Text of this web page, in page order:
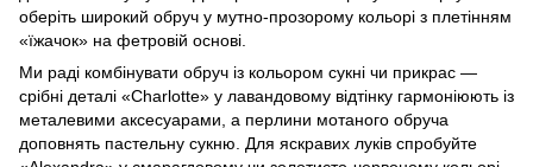
оберіть широкий обруч у мутно-прозорому кольорі з плетінням
«їжачок» на фетровій основі.
Ми раді комбінувати обруч із кольором сукні чи прикрас —
срібні деталі «Charlotte» у лавандовому відтінку гармоніюють із
металевими аксесуарами, а перлини мотаного обруча
доповнять пастельну сукню. Для яскравих луків спробуйте